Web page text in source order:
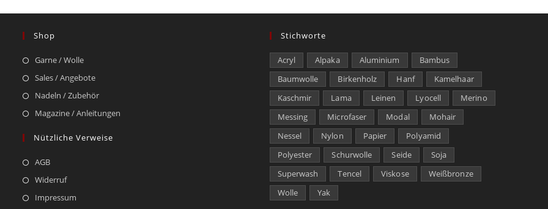
Shop
Garne / Wolle
Sales / Angebote
Nadeln / Zubehör
Magazine / Anleitungen
Nützliche Verweise
AGB
Widerruf
Impressum
Stichworte
Acryl Alpaka Aluminium
Bambus
Baumwolle
Birkenholz Hanf
Kamelhaar
Kaschmir
Lama Leinen Lyocell
Merino
Messing
Microfaser Modal
Mohair
Nessel
Nylon Papier
Polyamid
Polyester
Schurwolle Seide
Soja
Superwash
Tencel Viskose
Weißbronze
Wolle
Yak